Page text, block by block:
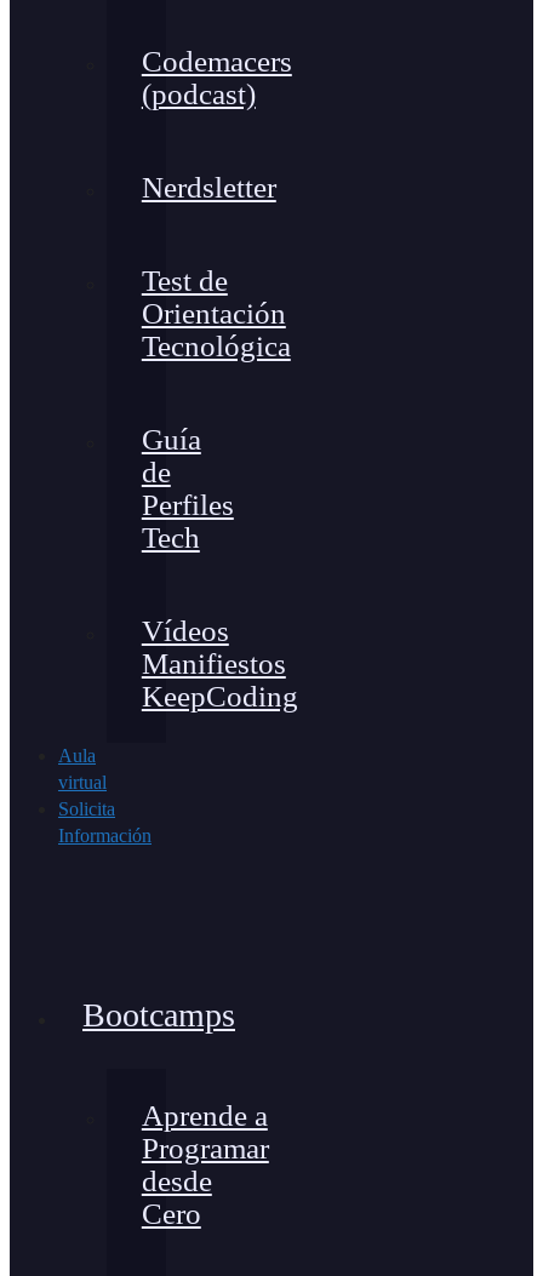
Codemacers
(podcast)
Nerdsletter
Test de
Orientación
Tecnológica
Guía
de
Perfiles
Tech
Vídeos
Manifiestos
KeepCoding
Aula
virtual
Solicita
Información
Bootcamps
Aprende a
Programar
desde
Cero